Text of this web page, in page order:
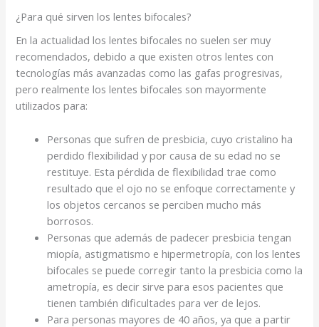
¿Para qué sirven los lentes bifocales?
En la actualidad los lentes bifocales no suelen ser muy
recomendados, debido a que existen otros lentes con
tecnologías más avanzadas como las gafas progresivas,
pero realmente los lentes bifocales son mayormente
utilizados para:
Personas que sufren de presbicia, cuyo cristalino ha
perdido flexibilidad y por causa de su edad no se
restituye. Esta pérdida de flexibilidad trae como
resultado que el ojo no se enfoque correctamente y
los objetos cercanos se perciben mucho más
borrosos.
Personas que además de padecer presbicia tengan
miopía, astigmatismo e hipermetropía, con los lentes
bifocales se puede corregir tanto la presbicia como la
ametropía, es decir sirve para esos pacientes que
tienen también dificultades para ver de lejos.
Para personas mayores de 40 años, ya que a partir